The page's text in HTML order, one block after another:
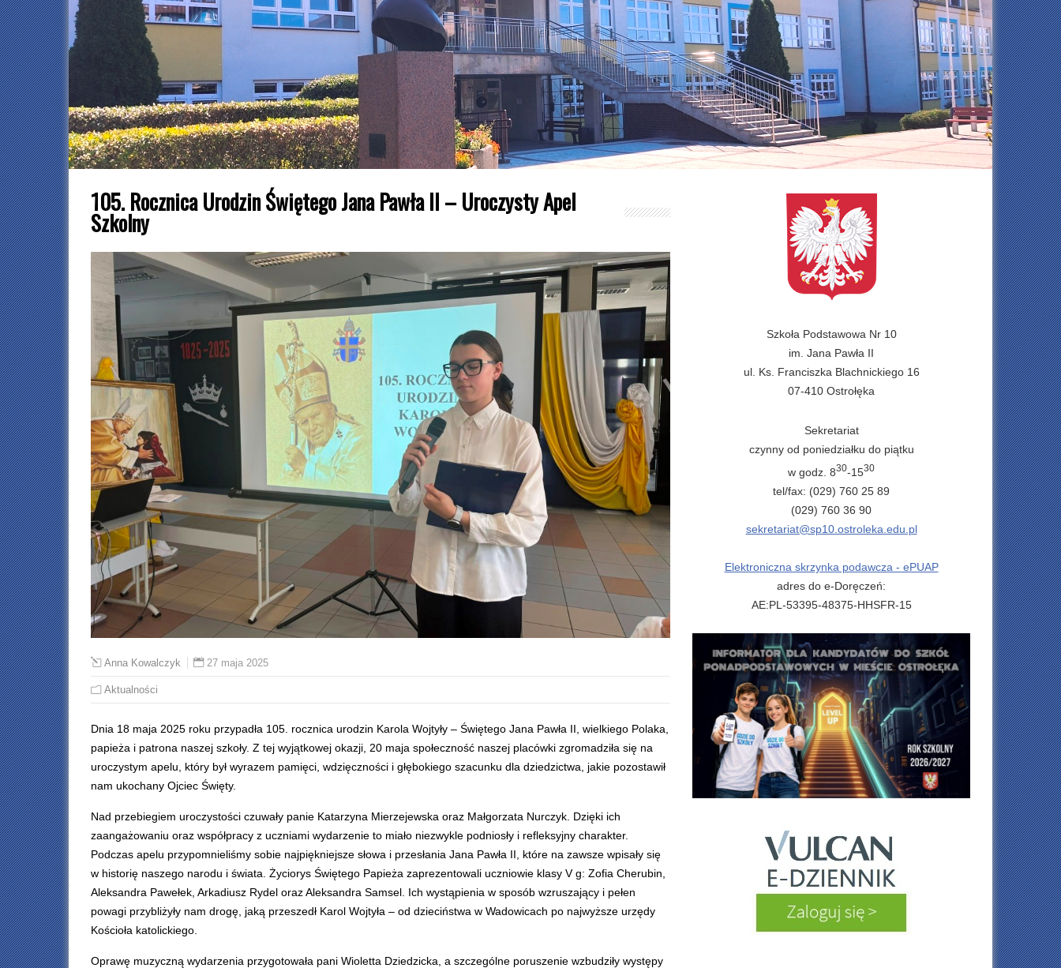
105. Rocznica Urodzin Świętego Jana Pawła II – Uroczysty Apel
Szkolny
Anna Kowalczyk 27 maja 2025
Aktualności
Dnia 18 maja 2025 roku przypadła 105. rocznica urodzin Karola Wojtyły – Świętego Jana Pawła II, wielkiego Polaka,
papieża i patrona naszej szkoły. Z tej wyjątkowej okazji, 20 maja społeczność naszej placówki zgromadziła się na
uroczystym apelu, który był wyrazem pamięci, wdzięczności i głębokiego szacunku dla dziedzictwa, jakie pozostawił
nam ukochany Ojciec Święty.
Nad przebiegiem uroczystości czuwały panie Katarzyna Mierzejewska oraz Małgorzata Nurczyk. Dzięki ich
zaangażowaniu oraz współpracy z uczniami wydarzenie to miało niezwykle podniosły i refleksyjny charakter.
Podczas apelu przypomnieliśmy sobie najpiękniejsze słowa i przesłania Jana Pawła II, które na zawsze wpisały się
w historię naszego narodu i świata. Życiorys Świętego Papieża zaprezentowali uczniowie klasy V g: Zofia Cherubin,
Aleksandra Pawełek, Arkadiusz Rydel oraz Aleksandra Samsel. Ich wystąpienia w sposób wzruszający i pełen
powagi przybliżyły nam drogę, jaką przeszedł Karol Wojtyła – od dzieciństwa w Wadowicach po najwyższe urzędy
Kościoła katolickiego.
Oprawę muzyczną wydarzenia przygotowała pani Wioletta Dziedzicka, a szczególne poruszenie wzbudziły występy
Szkoła Podstawowa Nr 10
im. Jana Pawła II
ul. Ks. Franciszka Blachnickiego 16
07-410 Ostrołęka
Sekretariat
czynny od poniedziałku do piątku
w godz. 830-1530
tel/fax: (029) 760 25 89
(029) 760 36 90
sekretariat@sp10.ostroleka.edu.pl
Elektroniczna skrzynka podawcza - ePUAP
adres do e-Doręczeń:
AE:PL-53395-48375-HHSFR-15